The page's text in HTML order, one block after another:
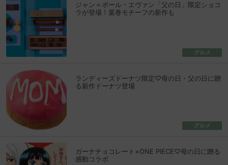
ジャン＝ポール・エヴァン「父の日」限定ショコ
ラが登場！葉巻モチーフの新作も
グルメ
ランディーズドーナツ限定♡母の日・父の日に贈
る新作ドーナツ登場
グルメ
ガーナチョコレート×ONE PIECE♡母の日に贈る
感動コラボ